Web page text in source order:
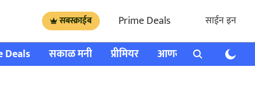
सबस्क्राईब Prime Deals साईन इन
Deals सकाळ मनी प्रीमियर आणखी राशी भविष्य